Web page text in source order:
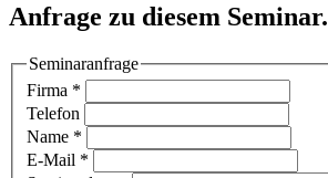
Anfrage zu diesem Seminar.
Seminaranfrage
Firma *
Telefon
Name *
E-Mail *